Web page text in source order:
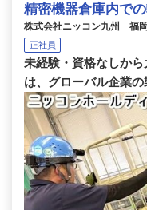
精密機器倉庫内で
株式会社ニッコン九州 福
正社員
未経験・資格なしか
は、グローバル企業の